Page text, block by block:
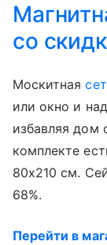
со
Москитная
или окно и
избавляя дом
комплекте
80х210 см.
68%.
Перейти в